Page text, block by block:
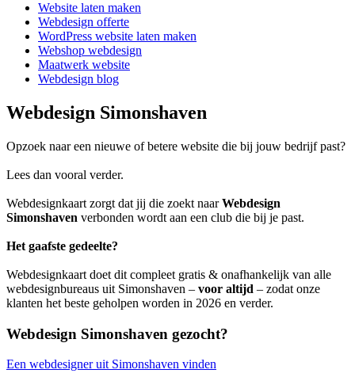
Website laten maken
Webdesign offerte
WordPress website laten maken
Webshop webdesign
Maatwerk website
Webdesign blog
Webdesign Simonshaven
Opzoek naar een nieuwe of betere website die bij jouw bedrijf past?
Lees dan vooral verder.
Webdesignkaart zorgt dat jij die zoekt naarWebdesign
Simonshaven verbonden wordt aan een club die bij je past.
Het gaafste gedeelte?
Webdesignkaart doet dit compleet gratis & onafhankelijk van alle
webdesignbureaus uit Simonshaven – voor altijd – zodat onze
klanten het beste geholpen worden in 2026 en verder.
Webdesign Simonshaven gezocht?
Een webdesigner uit Simonshaven vinden